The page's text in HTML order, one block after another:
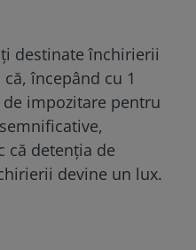
destinate închirierii
începând cu 1
impozitare pentru
că detenția de
devine un lux.